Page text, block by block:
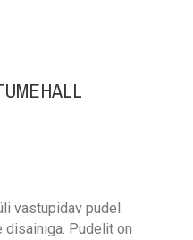
vastupidav pudel.
disainiga. Pudelit on